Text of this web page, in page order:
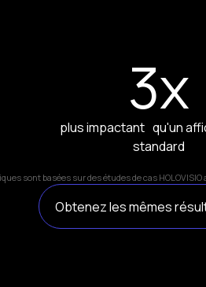
3x
plus impactant qu'un
standard
sont basées sur des études de cas
Obtenez les mêmes